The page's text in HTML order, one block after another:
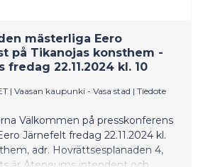
mästerliga Eero
på Tikanojas konsthem -
fredag 22.11.2024 kl. 10
| Vaasan kaupunki - Vasa stad | Tiedote
Välkommen på presskonferens
Järnefelt fredag 22.11.2024 kl.
adr. Hovrättsesplanaden 4,